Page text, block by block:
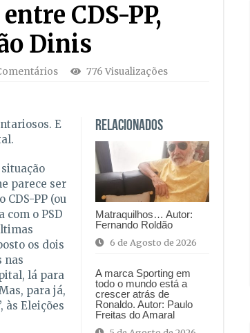
CDS-PP,
Dinis
776 Visualizações
Relacionados
Matraquilhos… Autor:
Fernando Roldão
6 de Agosto de 2026
A marca Sporting em
todo o mundo está a
crescer atrás de
Ronaldo. Autor: Paulo
Freitas do Amaral
E
parece ser
PP (ou
com o PSD
os dois
nas
lá para
para já,
às Eleições